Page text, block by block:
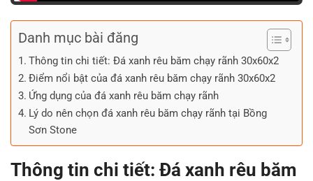
Danh mục bài đăng
Thông tin chi tiết: Đá xanh rêu băm chạy rãnh 30x60x2
Điểm nổi bật của đá xanh rêu băm chạy rãnh 30x60x2
Ứng dụng của đá xanh rêu băm chạy rãnh
Lý do nên chọn đá xanh rêu băm chạy rãnh tại Bồng
Sơn Stone
Thông tin chi tiết: Đá xanh rêu băm